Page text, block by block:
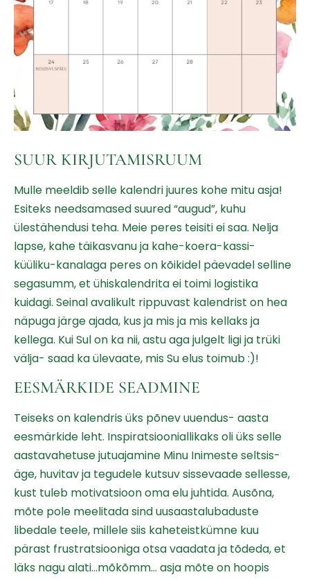
SUUR KIRJUTAMISRUUM
Mulle meeldib selle kalendri juures kohe mitu asja!
Esiteks needsamased suured “augud”, kuhu
ülestähendusi teha. Meie peres teisiti ei saa. Nelja
lapse, kahe täikasvanu ja kahe-koera-kassi-
küüliku-kanalaga peres on kõikidel päevadel selline
segasumm, et ühiskalendrita ei toimi logistika
kuidagi. Seinal avalikult rippuvast kalendrist on hea
näpuga järge ajada, kus ja mis ja mis kellaks ja
kellega. Kui Sul on ka nii, astu aga julgelt ligi ja trüki
välja- saad ka ülevaate, mis Su elus toimub :)!
EESMÄRKIDE SEADMINE
Teiseks on kalendris üks põnev uuendus- aasta
eesmärkide leht. Inspiratsiooniallikaks oli üks selle
aastavahetuse jutuajamine Minu Inimeste seltsis-
äge, huvitav ja tegudele kutsuv sissevaade sellesse,
kust tuleb motivatsioon oma elu juhtida. Ausõna,
mõte pole meelitada sind uusaastalubaduste
libedale teele, millele siis kaheteistkümne kuu
pärast frustratsiooniga otsa vaadata ja tõdeda, et
läks nagu alati…mõkõmm… asja mõte on hoopis